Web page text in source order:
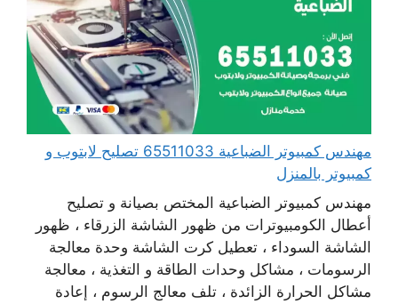
مهندس كمبيوتر الضباعية 65511033 تصليح لابتوب و
كمبيوتر بالمنزل
مهندس كمبيوتر الضباعية المختص بصيانة و تصليح
أعطال الكومبيوترات من ظهور الشاشة الزرقاء ، ظهور
الشاشة السوداء ، تعطيل كرت الشاشة وحدة معالجة
الرسومات ، مشاكل وحدات الطاقة و التغذية ، معالجة
مشاكل الحرارة الزائدة ، تلف معالج الرسوم ، إعادة